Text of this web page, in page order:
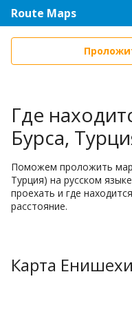
Route Maps
Где
Бурса,
Поможем проложить
Турция) на русском
проехать и где
расстояние.
Карта